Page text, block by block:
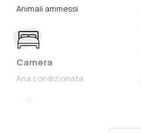
Animali ammessi
Camera
Aria condizionata